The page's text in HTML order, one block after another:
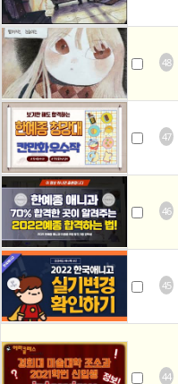
48
47
46
45
44